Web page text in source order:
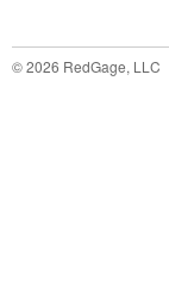
©2026 RedGage, LLC